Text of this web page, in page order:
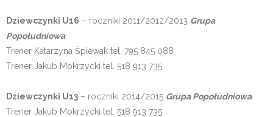
Dziewczynki U16 – roczniki 2011/2012/2013 Grupa
Popołudniowa
Trener Katarzyna Śpiewak tel. 795 845 088
Trener Jakub Mokrzycki tel. 518 913 735
Dziewczynki U13 – roczniki 2014/2015 Grupa Popołudniowa
Trener Jakub Mokrzycki tel. 518 913 735